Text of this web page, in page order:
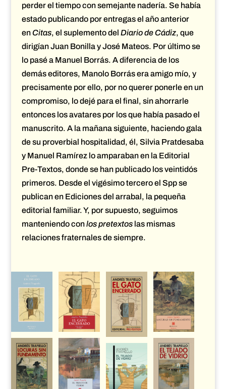
perder el tiempo con semejante nadería. Se había
estado publicando por entregas el año anterior
enCitas, el suplemento del Diario de Cádiz, que
dirigían Juan Bonilla y José Mateos. Por último se
lo pasé a Manuel Borrás. A diferencia de los
demás editores, Manolo Borrás era amigo mío, y
precisamente por ello, por no querer ponerle en un
compromiso, lo dejé para el final, sin ahorrarle
entonces los avatares por los que había pasado el
manuscrito. A la mañana siguiente, haciendo gala
de su proverbial hospitalidad, él, Silvia Pratdesaba
y Manuel Ramírez lo amparaban en la Editorial
Pre-Textos, donde se han publicado los veintidós
primeros. Desde el vigésimo tercero el Spp se
publican en Ediciones del arrabal, la pequeña
editorial familiar. Y, por supuesto, seguimos
manteniendo conlos pretextoslas mismas
relaciones fraternales de siempre.